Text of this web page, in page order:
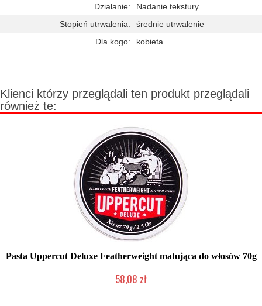
Działanie:
Nadanie tekstury
Stopień utrwalenia:
średnie utrwalenie
Dla kogo:
kobieta
Klienci którzy przeglądali ten produkt przeglądali
również te:
Pasta Uppercut Deluxe Featherweight matująca do włosów 70g
58,08 zł